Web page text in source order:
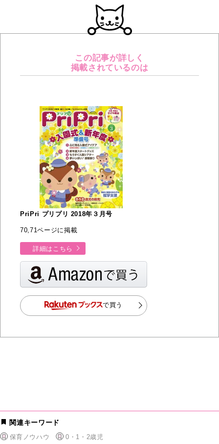
この記事が詳しく
掲載されているのは
PriPri プリプリ 2018年３月号
70,71ページに掲載
詳細はこちら
で買う
関連キーワード
保育ノウハウ 0・1・2歳児